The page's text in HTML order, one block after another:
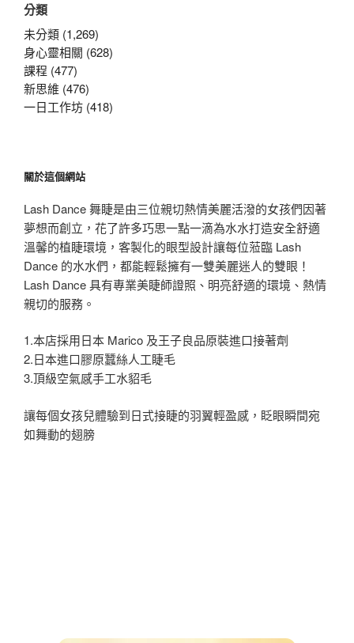
鍵
字:
分類
未分類 (1,269)
身心靈相關 (628)
課程 (477)
新思維 (476)
一日工作坊 (418)
關於這個網站
Lash Dance 舞睫是由三位親切熱情美麗活潑的女孩們因著
夢想而創立，花了許多巧思一點一滴為水水打造安全舒適
溫馨的植睫環境，客製化的眼型設計讓每位蒞臨 Lash
Dance 的水水們，都能輕鬆擁有一雙美麗迷人的雙眼！
Lash Dance 具有專業美睫師證照、明亮舒適的環境、熱情
親切的服務。
1.本店採用日本 Marico 及王子良品原裝進口接著劑
2.日本進口膠原蠶絲人工睫毛
3.頂級空氣感手工水貂毛
讓每個女孩兒體驗到日式接睫的羽翼輕盈感，眨眼瞬間宛
如舞動的翅膀